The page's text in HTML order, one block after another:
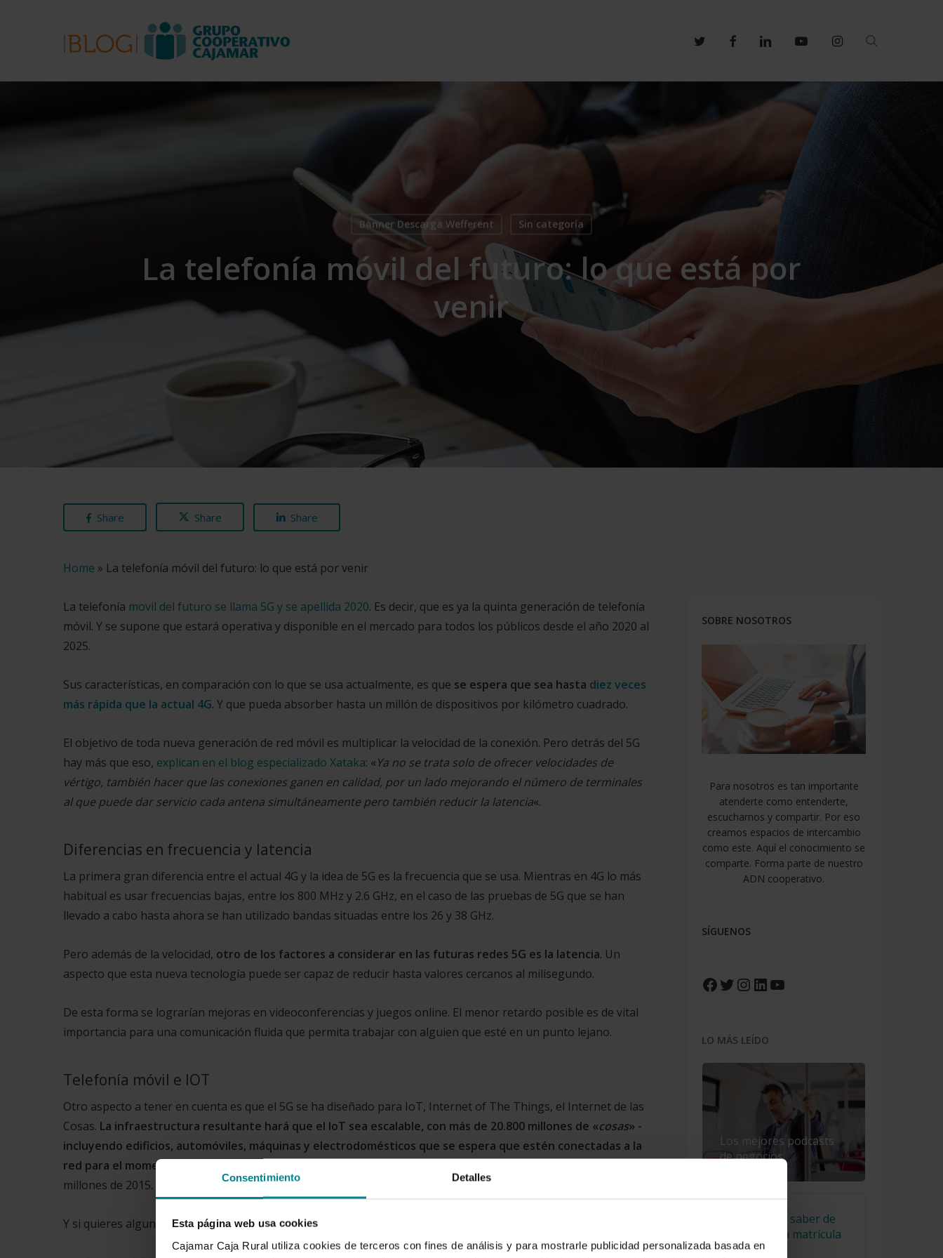
Consentimiento Detalles
Esta página web usa cookies
Cajamar Caja Rural utiliza cookies de terceros con fines de análisis y para mostrarle publicidad personalizada basada en
twitter facebooklinkedin youtube instagram
Banner Descarga Wefferent Sin categoría
La telefonía móvil del futuro: lo que está por
venir
Share Share Share
Home » La telefonía móvil del futuro: lo que está por venir
La telefonía movil del futuro se llama 5G y se apellida 2020. Es decir, que es ya la quinta generación de telefonía
móvil. Y se supone que estará operativa y disponible en el mercado para todos los públicos desde el año 2020 al
2025.
Sus características, en comparación con lo que se usa actualmente, es que se espera que sea hasta diez veces
más rápida que la actual 4G. Y que pueda absorber hasta un millón de dispositivos por kilómetro cuadrado.
El objetivo de toda nueva generación de red móvil es multiplicar la velocidad de la conexión. Pero detrás del 5G
hay más que eso, explican en el blog especializado Xataka: «Ya no se trata solo de ofrecer velocidades de
vértigo, también hacer que las conexiones ganen en calidad, por un lado mejorando el número de terminales
al que puede dar servicio cada antena simultáneamente pero también reducir la latencia«.
Diferencias en frecuencia y latencia
La primera gran diferencia entre el actual 4G y la idea de 5G es la frecuencia que se usa. Mientras en 4G lo más
habitual es usar frecuencias bajas, entre los 800 MHz y 2.6 GHz, en el caso de las pruebas de 5G que se han
llevado a cabo hasta ahora se han utilizado bandas situadas entre los 26 y 38 GHz.
Pero además de la velocidad, otro de los factores a considerar en las futuras redes 5G es la latencia. Un
aspecto que esta nueva tecnología puede ser capaz de reducir hasta valores cercanos al milisegundo.
De esta forma se lograrían mejoras en videoconferencias y juegos online. El menor retardo posible es de vital
importancia para una comunicación fluida que permita trabajar con alguien que esté en un punto lejano.
Telefonía móvil e IOT
Otro aspecto a tener en cuenta es que el 5G se ha diseñado para IoT, Internet of The Things, el Internet de las
Cosas. La infraestructura resultante hará que el IoT sea escalable, con más de 20.800 millones de «cosas» -
incluyendo edificios, automóviles, máquinas y electrodomésticos que se espera que estén conectadas a la
red para el momento en que 5G se estrene globalmente en 2020.
millones de 2015.
Y si quieres algunos ejemplos, estos te pueden hacer entender la nueva fase de la revolución que llega:
SOBRE NOSOTROS
Para nosotros es tan importante
atenderte como entenderte,
escucharnos y compartir. Por eso
creamos espacios de intercambio
como este. Aquí el conocimiento se
comparte. Forma parte de nuestro
ADN cooperativo.
SÍGUENOS
Facebook
Twitter
Instagram
LinkedIn
YouTube
LO MÁS LEÍDO
Los mejores podcasts
de negocios
El truco para saber de
qué año es la matrícula
de un coche